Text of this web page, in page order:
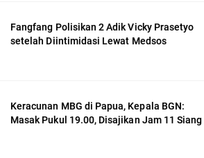
Fangfang Polisikan 2 Adik Vicky Prasetyo
setelah Diintimidasi Lewat Medsos
Keracunan MBG di Papua, Kepala BGN:
Masak Pukul 19.00, Disajikan Jam 11 Siang